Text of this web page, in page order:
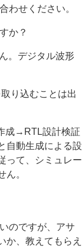
わせください。
か？
。デジタル波形
り込むことは出
成→RTL設計検証
自動生成による設
って、シミュレー
ん。
のですが、アサ
か、教えてもらえ